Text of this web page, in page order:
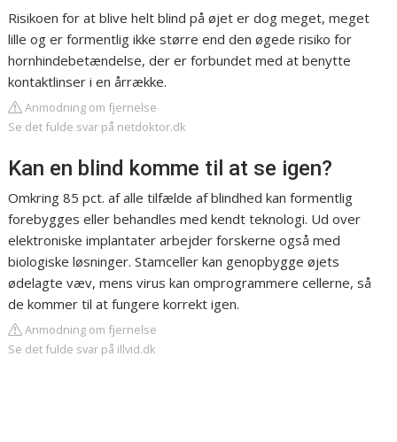
Risikoen for at blive helt blind på øjet er dog meget, meget
lille og er formentlig ikke større end den øgede risiko for
hornhindebetændelse, der er forbundet med at benytte
kontaktlinser i en årrække.
Anmodning om fjernelse
Se det fulde svar på netdoktor.dk
Kan en blind komme til at se igen?
Omkring 85 pct. af alle tilfælde af blindhed kan formentlig
forebygges eller behandles med kendt teknologi. Ud over
elektroniske implantater arbejder forskerne også med
biologiske løsninger. Stamceller kan genopbygge øjets
ødelagte væv, mens virus kan omprogrammere cellerne, så
de kommer til at fungere korrekt igen.
Anmodning om fjernelse
Se det fulde svar på illvid.dk